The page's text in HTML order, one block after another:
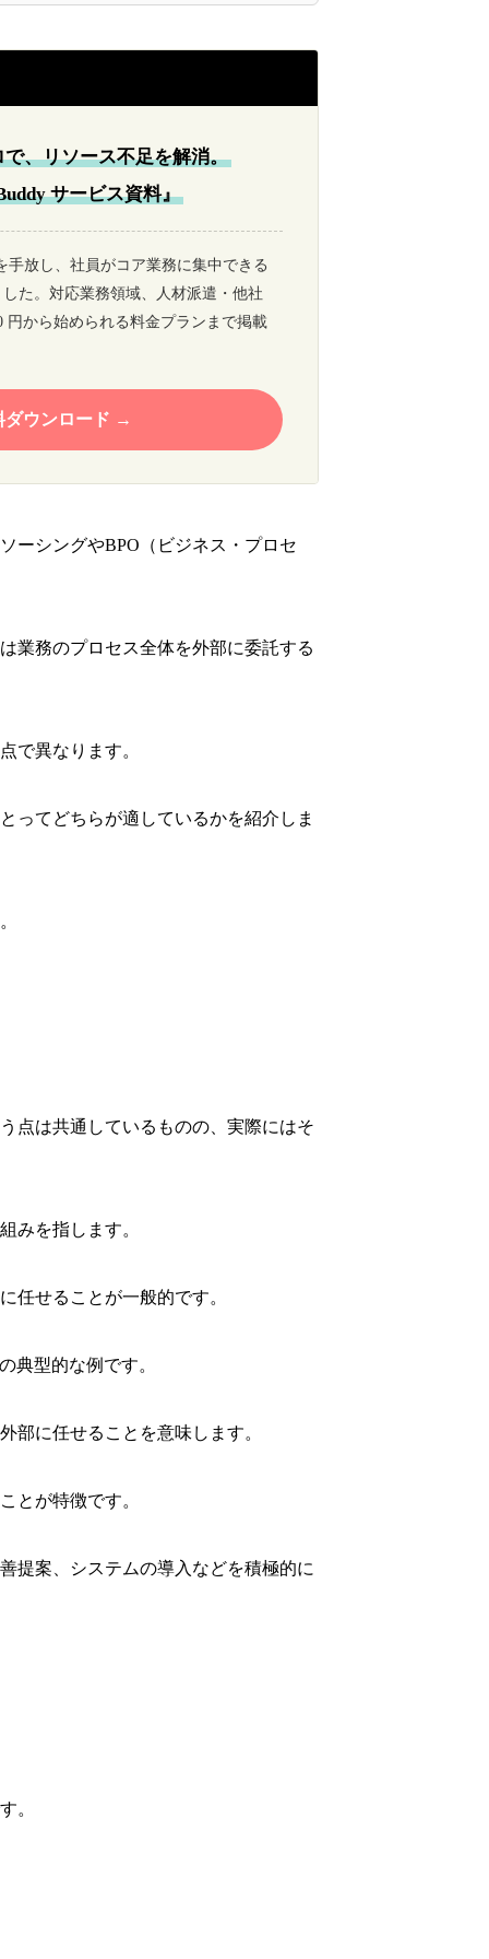
、リソース不足を解消。
サービス資料』
手放し、社員がコア業務に集中できる
た。対応業務領域、人材派遣・他社
円から始められる料金プランまで掲載
ダウンロード
ーシングやBPO（ビジネス・プロセ
業務のプロセス全体を外部に委託する
で異なります。
ってどちらが適しているかを紹介しま
点は共通しているものの、実際にはそ
みを指します。
任せることが一般的です。
典型的な例です。
部に任せることを意味します。
とが特徴です。
提案、システムの導入などを積極的に
。